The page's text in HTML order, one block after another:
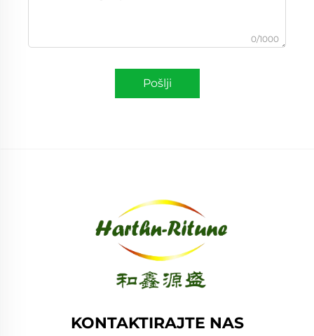
0/1000
Pošlji
KONTAKTIRAJTE NAS